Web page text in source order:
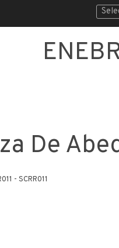
De
- SCRR011